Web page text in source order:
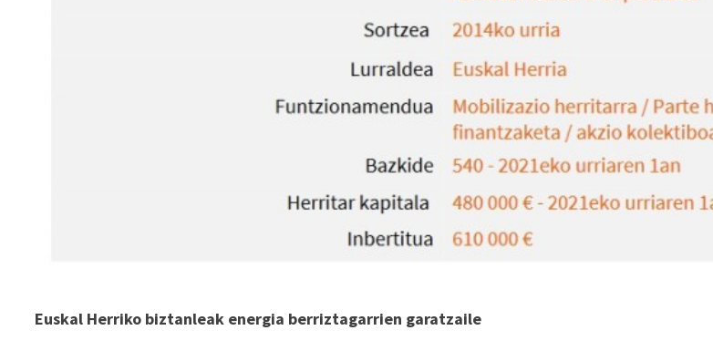
Euskal Herriko biztanleak energia berriztagarrien garatzaile